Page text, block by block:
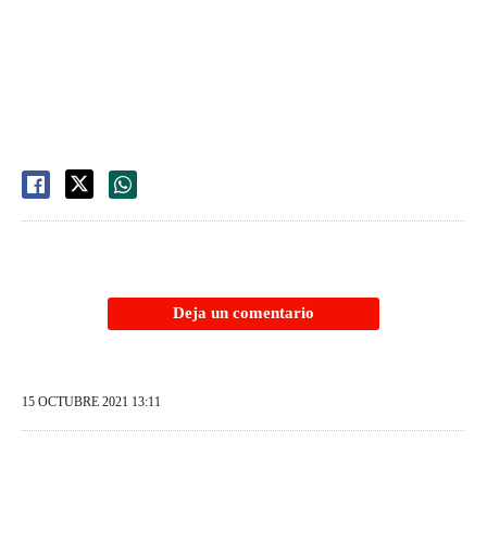
Deja un comentario
15 OCTUBRE 2021 13:11